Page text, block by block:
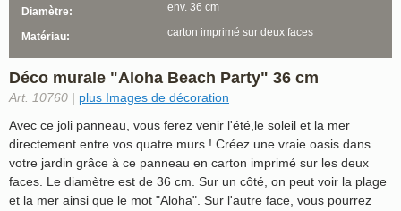
Déco murale "Aloha Beach Party" 36 cm
Art. 10760 | plus Images de décoration
Avec ce joli panneau, vous ferez venir l'été,le soleil et la mer
directement entre vos quatre murs ! Créez une vraie oasis dans
votre jardin grâce à ce panneau en carton imprimé sur les deux
faces. Le diamètre est de 36 cm. Sur un côté, on peut voir la plage
et la mer ainsi que le mot "Aloha". Sur l'autre face, vous pourrez
Diamètre: env. 36 cm
Matériau: carton imprimé sur deux faces